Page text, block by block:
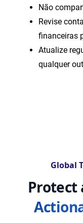
Não
Revise
financeiras
Atualize
qualquer
Global
Protect